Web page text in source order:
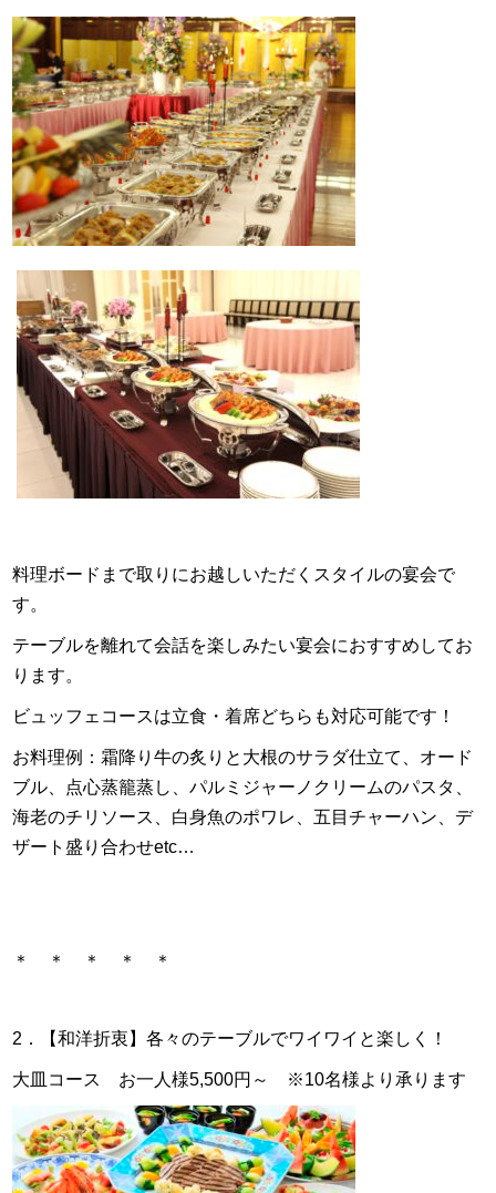
料理ボードまで取りにお越しいただくスタイルの宴会で
す。
テーブルを離れて会話を楽しみたい宴会におすすめしてお
ります。
ビュッフェコースは立食・着席どちらも対応可能です！
お料理例：霜降り牛の炙りと大根のサラダ仕立て、オード
ブル、点心蒸籠蒸し、パルミジャーノクリームのパスタ、
海老のチリソース、白身魚のポワレ、五目チャーハン、デ
ザート盛り合わせetc…
＊ ＊ ＊ ＊ ＊
2．【和洋折衷】各々のテーブルでワイワイと楽しく！
大皿コース お一人様5,500円～ ※10名様より承ります